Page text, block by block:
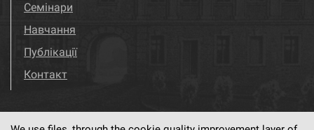
Семінари
Навчання
Публікації
Контакт